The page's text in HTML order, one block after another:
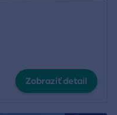
Zobraziť detail